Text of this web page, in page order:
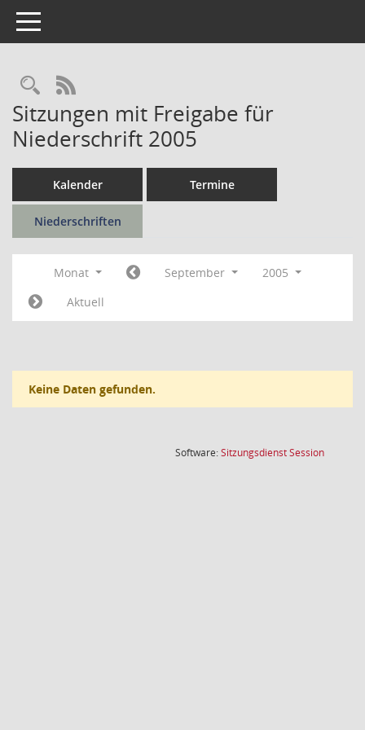
Toggle navigation
Rechercheauswahl
RSS-Feed
Sitzungen mit Freigabe für
Niederschrift 2005
Kalender Termine
Niederschriften
Monat September
2005
Aktuell
Keine Daten gefunden.
Software:SitzungsdienstSession(Wird in